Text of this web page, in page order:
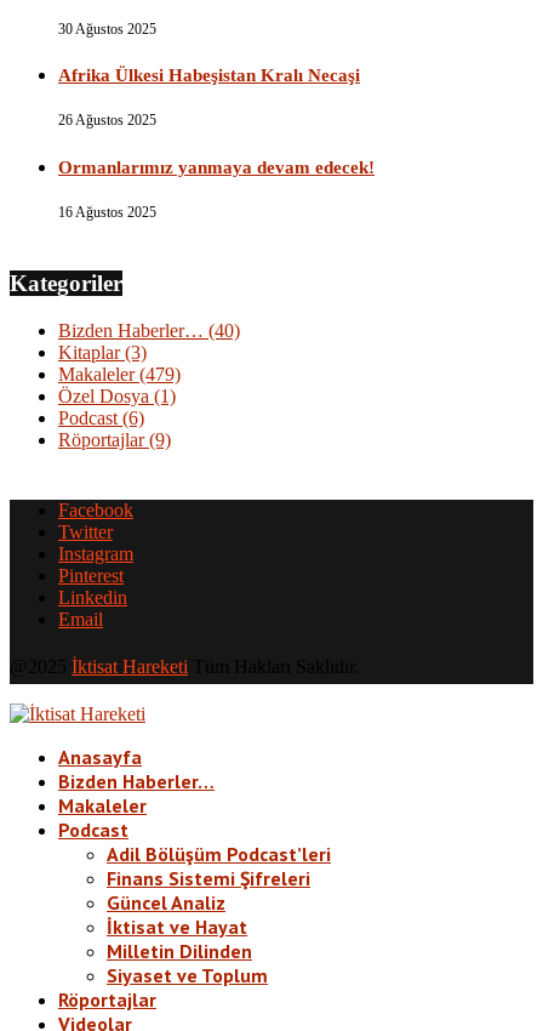
30 Ağustos 2025
Afrika Ülkesi Habeşistan Kralı Necaşi
26 Ağustos 2025
Ormanlarımız yanmaya devam edecek!
16 Ağustos 2025
Kategoriler
Bizden Haberler… (40)
Kitaplar(3)
Makaleler(479)
Özel Dosya (1)
Podcast (6)
Röportajlar(9)
Facebook
Twitter
Instagram
Pinterest
Linkedin
Email
İktisat Hareketi
Anasayfa
Bizden Haberler…
Makaleler
Podcast
Adil Bölüşüm Podcast’leri
Finans Sistemi Şifreleri
Güncel Analiz
İktisat ve Hayat
Milletin Dilinden
Siyaset ve Toplum
Röportajlar
Videolar